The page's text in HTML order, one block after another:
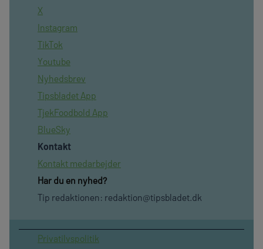
X
Instagram
TikTok
Youtube
Nyhedsbrev
Tipsbladet App
TjekFoodbold App
BlueSky
Kontakt
Kontakt medarbejder
Har du en nyhed?
Tip redaktionen: redaktion@tipsbladet.dk
Privatilvspolitik